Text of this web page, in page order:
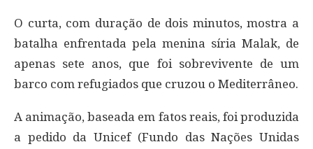
O curta, com duração de dois minutos, mostra a
batalha enfrentada pela menina síria Malak, de
apenas sete anos, que foi sobrevivente de um
barco com refugiados que cruzou o Mediterrâneo.
A animação, baseada em fatos reais, foi produzida
a pedido da Unicef (Fundo das Nações Unidas